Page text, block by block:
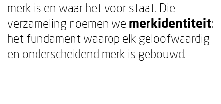
merk is en waar het voor staat. Die
verzameling noemen we merkidentiteit:
het fundament waarop elk geloofwaardig
en onderscheidend merk is gebouwd.